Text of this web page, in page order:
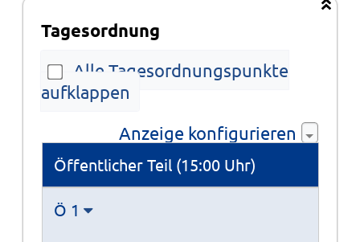
Tagesordnung
Alle Tagesordnungspunkte
aufklappen
Anzeige konfigurieren
Tagesordnung
Öffentlicher Teil (15:00 Uhr)
Ö 1